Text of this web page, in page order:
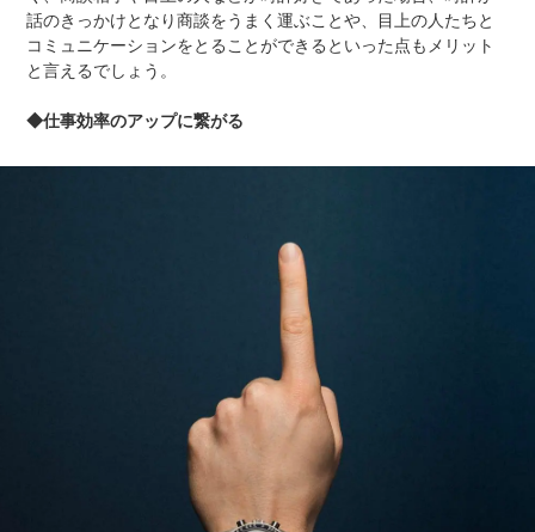
話のきっかけとなり商談をうまく運ぶことや、目上の人たちと
コミュニケーションをとることができるといった点もメリット
と言えるでしょう。
◆仕事効率のアップに繋がる